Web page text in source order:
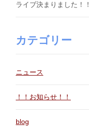
ライブ決まりました！！
カテゴリー
ニュース
！！お知らせ！！
blog